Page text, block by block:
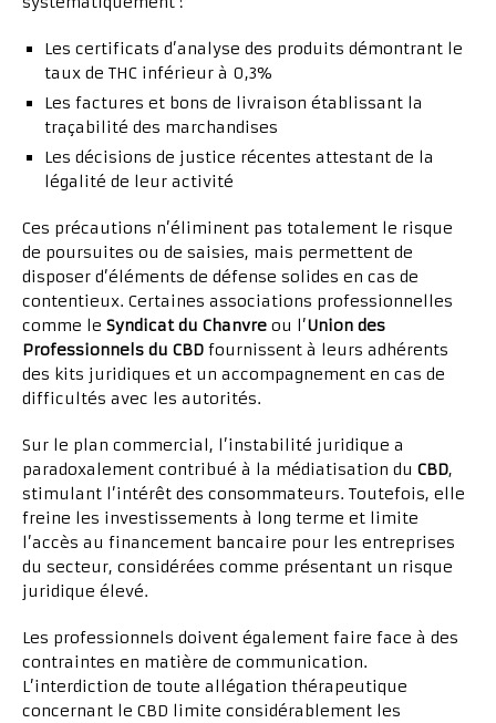
Les certificats d’analyse des produits démontrant le
taux de THC inférieur à 0,3%
Les factures et bons de livraison établissant la
traçabilité des marchandises
Les décisions de justice récentes attestant de la
légalité de leur activité
Ces précautions n’éliminent pas totalement le risque
de poursuites ou de saisies, mais permettent de
disposer d’éléments de défense solides en cas de
contentieux. Certaines associations professionnelles
comme le Syndicat du Chanvre ou l’Union des
Professionnels du CBD fournissent à leurs adhérents
des kits juridiques et un accompagnement en cas de
difficultés avec les autorités.
Sur le plan commercial, l’instabilité juridique a
paradoxalement contribué à la médiatisation du CBD,
stimulant l’intérêt des consommateurs. Toutefois, elle
freine les investissements à long terme et limite
l’accès au financement bancaire pour les entreprises
du secteur, considérées comme présentant un risque
juridique élevé.
Les professionnels doivent également faire face à des
contraintes en matière de communication.
L’interdiction de toute allégation thérapeutique
concernant le CBD limite considérablement les